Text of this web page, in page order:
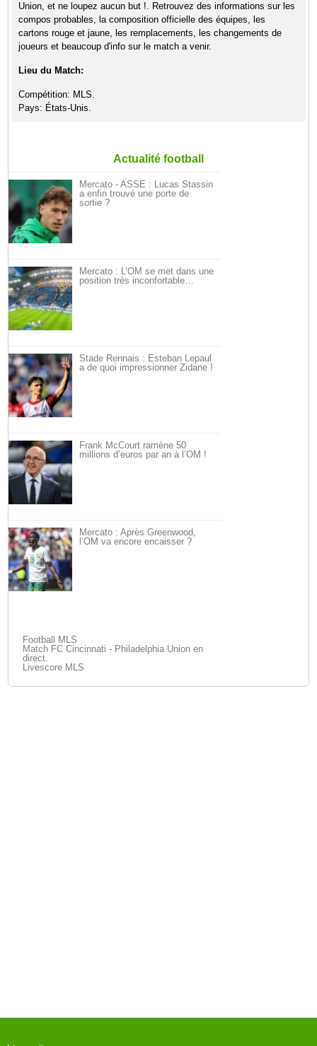
Union, et ne loupez aucun but !. Retrouvez des informations sur les
compos probables, la composition officielle des équipes, les
cartons rouge et jaune, les remplacements, les changements de
joueurs et beaucoup d'info sur le match a venir.
Lieu du Match:
Compétition: MLS.
Pays: États-Unis.
Actualité football
Mercato - ASSE : Lucas Stassin
a enfin trouvé une porte de
sortie ?
Mercato : L’OM se met dans une
position très inconfortable…
Stade Rennais : Esteban Lepaul
a de quoi impressionner Zidane !
Frank McCourt ramène 50
millions d’euros par an à l’OM !
Mercato : Après Greenwood,
l’OM va encore encaisser ?
Football MLS
Match FC Cincinnati - Philadelphia Union en
direct.
Livescore MLS